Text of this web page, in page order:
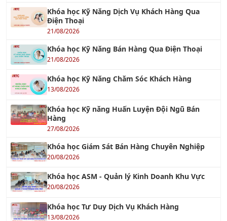
TƯ VẤN QUẢN LÝ
Lượng
18/12/2021
Tư vấn ISO 14001: 2015 – Hệ thống Quản lý Môi
trường
Tư vấn ISO 45001
18/06/2018
TƯ VẤN ISO 22000 & HACCP
14/10/2017
Tư Vấn HACCP - Hệ thống Phân tích Mối nguy
và Kiểm soát Điểm tới hạn
Tư Vấn ISO 22000 - Hệ Thống Quản Lý An Toàn